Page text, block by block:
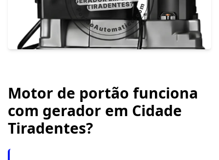
Motor de portão funciona
com gerador em Cidade
Tiradentes?